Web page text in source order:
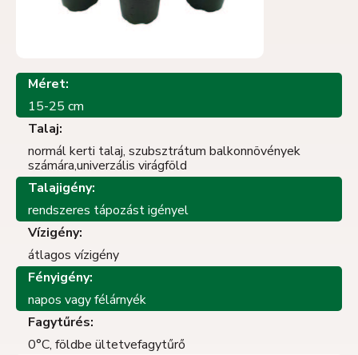
Méret:
15-25 cm
Talaj:
normál kerti talaj, szubsztrátum balkonnövények
számára,univerzális virágföld
Talajigény:
rendszeres tápozást igényel
Vízigény:
átlagos vízigény
Fényigény:
napos vagy félárnyék
Fagytűrés:
0°C, földbe ültetvefagytűrő